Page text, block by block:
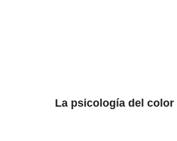
La psicología del color